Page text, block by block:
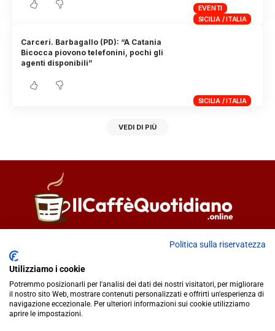
EVENTI
SICILIA / ITALIA
SICILIA / ITALIA
Carceri. Barbagallo (PD): “A Catania
Bicocca piovono telefonini, pochi gli
agenti disponibili”
VEDI DI PIÙ
Fiorella Falci
redazione@ilcaffequotidiano.online
C.F. 92076900858
Chi siamo
Politica sulla riservatezza
Utilizziamo i cookie
Potremmo posizionarli per l'analisi dei dati dei nostri visitatori, per migliorare
il nostro sito Web, mostrare contenuti personalizzati e offrirti un'esperienza di
navigazione eccezionale. Per ulteriori informazioni sui cookie utilizziamo
aprire le impostazioni.